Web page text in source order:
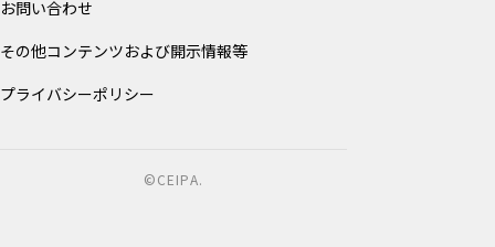
お問い合わせ
その他コンテンツおよび開示情報等
プライバシーポリシー
©CEIPA.